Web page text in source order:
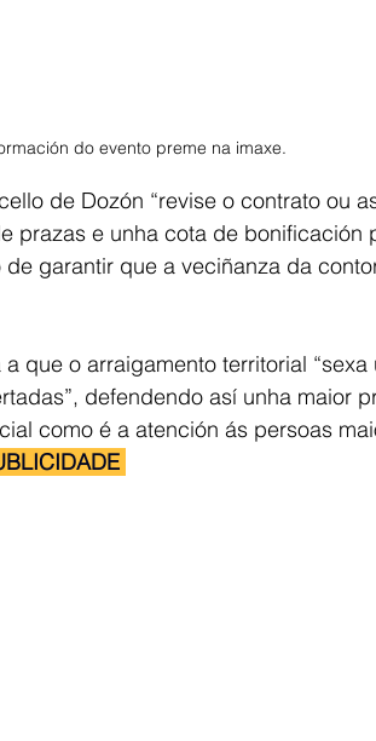
do evento preme na imaxe.
de Dozón “revise o contrato ou
prazas e unha cota de bonificación
garantir que a veciñanza da
que o arraigamento territorial “sexa
defendendo así unha maior
como é a atención ás persoas